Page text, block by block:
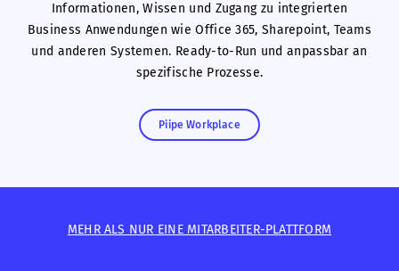
Informationen, Wissen und Zugang zu integrierten
Business Anwendungen wie Office 365, Sharepoint, Teams
und anderen Systemen. Ready-to-Run und anpassbar an
spezifische Prozesse.
Piipe Workplace
MEHR ALS NUR EINE MITARBEITER-PLATTFORM